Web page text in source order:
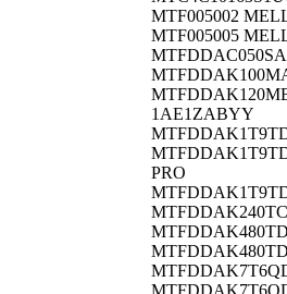
MTF005002
MTF005005
1AE1ZABYY
PRO